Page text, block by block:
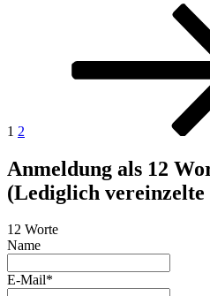
Seitennummerierung
Beiträge
1 2
Anmeldung als 12
(Lediglich
12 Worte
Name
E-Mail*